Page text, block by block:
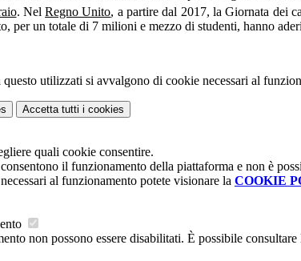
. NelRegno Unito, a partire dal 2017, la Giornata dei
per un totale di 7 milioni e mezzo di studenti, hanno
utilizzati si avvalgono di cookie necessari al
Accetta tutti i cookies
quali cookie consentire.
il funzionamento della piattaforma e non è
al funzionamento potete visionare la COOKIE
non possono essere disabilitati. È possibile